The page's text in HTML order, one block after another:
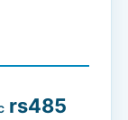
rs485